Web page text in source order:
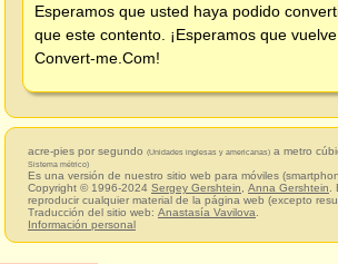
Esperamos que usted haya podido
que este contento. ¡Esperamos que
Convert-me.Com!
acre-pies por segundo (Unidades inglesas y americanas) a metro
Sistema métrico)
Es una versión de nuestro sitio web para móviles
Copyright © 1996-2024 Sergey Gershtein Anna Gershtein
reproducir cualquier material de la página web (excepto
Traducción del sitio web: Anastasía Vavilova
Información personal